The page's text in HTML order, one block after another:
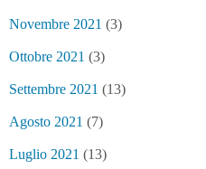
Novembre 2021 (3)
Ottobre 2021 (3)
Settembre 2021 (13)
Agosto 2021 (7)
Luglio 2021 (13)